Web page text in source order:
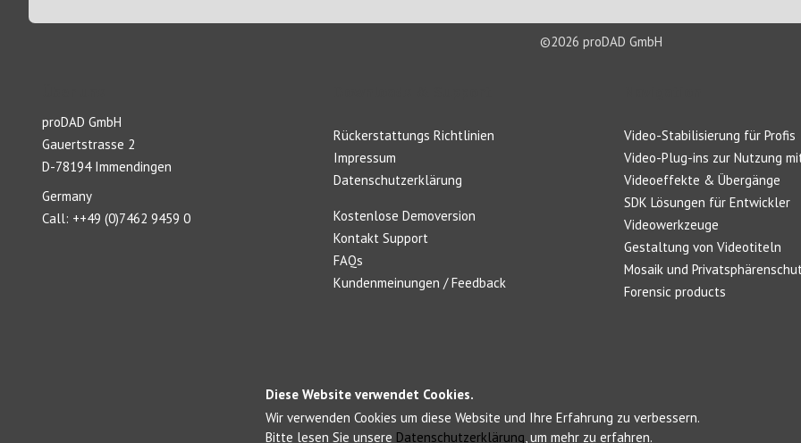
©2026 proDAD GmbH
proDAD GmbH
Gauertstrasse 2
D-78194 Immendingen
Germany
Call: ++49 (0)7462 9459 0
Rückerstattungs Richtlinien
Impressum
Datenschutzerklärung
Kostenlose Demoversion
Kontakt Support
FAQs
Kundenmeinungen / Feedback
Video-Stabilisierung für Profis
Video-Plug-ins zur Nutzung
Videoeffekte & Übergänge
SDK Lösungen für Entwickler
Videowerkzeuge
Gestaltung von Videotiteln
Mosaik und
Forensic products
Diese Website verwendet Cookies.
Wir verwenden Cookies um diese Website und Ihre Erfahrung zu verbessern.
Bitte lesen Sie unsere Datenschutzerklärung , um mehr zu erfahren.